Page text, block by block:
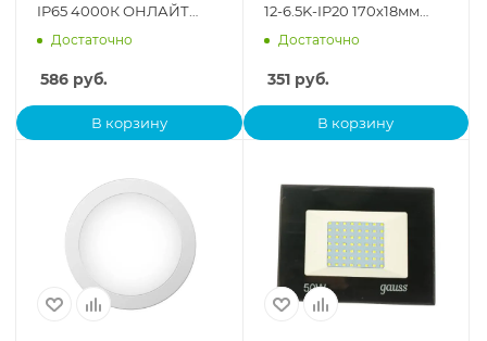
IP65 4000К ОНЛАЙТ
71659
Достаточно
586 руб.
В корзину
12-6.5K-IP20 170х18мм
12Вт 960лм 6500К IP20
TOKOV ELECTRIC TOK-
R1-1
Достаточно
351руб.
В корзину